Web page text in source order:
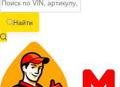
Найти